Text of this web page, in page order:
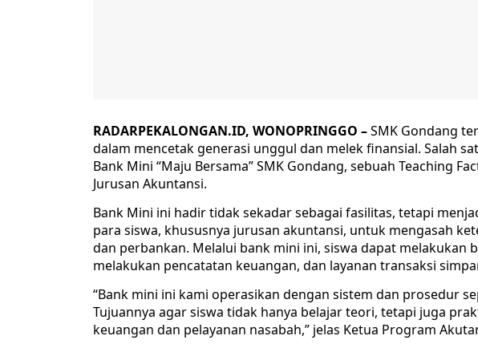
RADARPEKALONGAN.ID, WONOPRINGGO –SMK Gondang
dalam mencetak generasi unggul dan melek finansial. Salah
Bank Mini “Maju Bersama” SMK Gondang, sebuah Teaching
Jurusan Akuntansi.
Bank Mini ini hadir tidak sekadar sebagai fasilitas, tetapi
para siswa, khususnya jurusan akuntansi, untuk mengasah
dan perbankan. Melalui bank mini ini, siswa dapat melakukan
melakukan pencatatan keuangan, dan layanan transaksi
“Bank mini ini kami operasikan dengan sistem dan prosedur
Tujuannya agar siswa tidak hanya belajar teori, tetapi juga
keuangan dan pelayanan nasabah,” jelas Ketua Program